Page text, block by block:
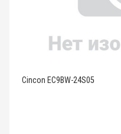
Cincon EC9BW-24S05